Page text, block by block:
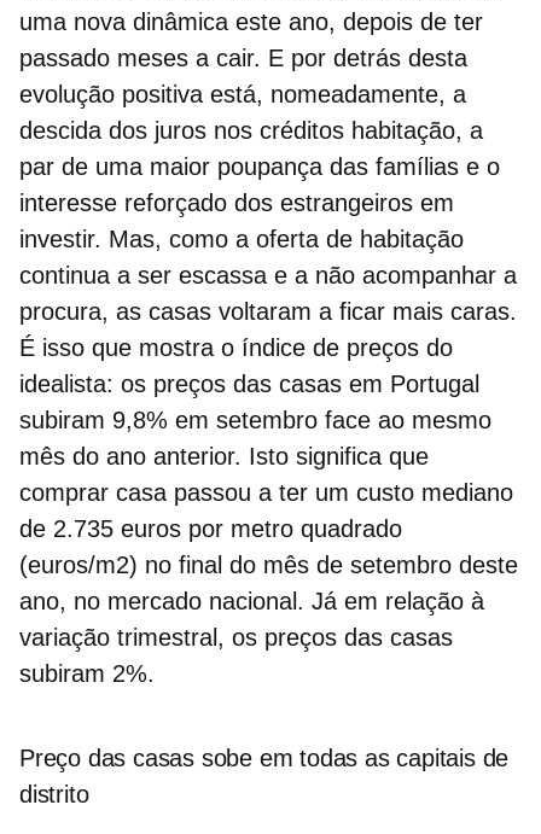
uma nova dinâmica este ano, depois de ter
passado meses a cair. E por detrás desta
evolução positiva está, nomeadamente, a
descida dos juros nos créditos habitação, a
par de uma maior poupança das famílias e o
interesse reforçado dos estrangeiros em
investir. Mas, como a oferta de habitação
continua a ser escassa e a não acompanhar a
procura, as casas voltaram a ficar mais caras.
É isso que mostra o índice de preços do
idealista: os preços das casas em Portugal
subiram 9,8% em setembro face ao mesmo
mês do ano anterior. Isto significa que
comprar casa passou a ter um custo mediano
de 2.735 euros por metro quadrado
(euros/m2) no final do mês de setembro deste
ano, no mercado nacional. Já em relação à
variação trimestral, os preços das casas
subiram 2%.
Preço das casas sobe em todas as capitais de
distrito